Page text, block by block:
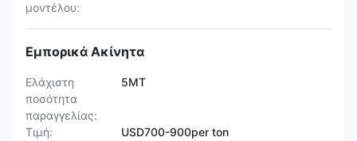
μοντέλου:
Εμπορικά Ακίνητα
Ελάχιστη
ποσότητα
παραγγελίας:
5MT
Τιμή:
USD700-900per ton